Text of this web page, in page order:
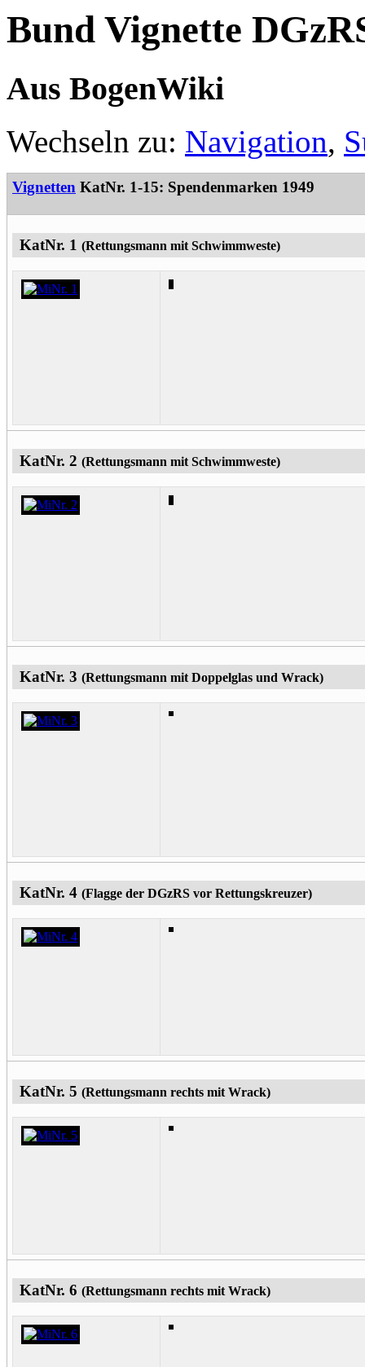
Bund Vignette
Aus BogenWiki
Wechseln zu: Navigation,
Vignetten KatNr. 1-15: Spendenmarken 1949
KatNr. 1 (Rettungsmann mit Schwimmweste)
KatNr. 2 (Rettungsmann mit Schwimmweste)
KatNr. 3 (Rettungsmann mit Doppelglas und Wrack)
KatNr. 4 (Flagge der DGzRS vor Rettungskreuzer)
KatNr. 5 (Rettungsmann rechts mit Wrack)
KatNr. 6 (Rettungsmann rechts mit Wrack)